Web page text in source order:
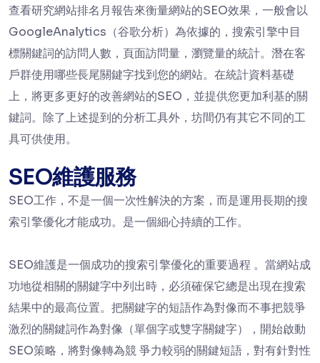
查看研究網站排名月報告來衡量網站的SEO效果，一般會以
GoogleAnalytics（谷歌分析）為依據的，搜索引擎中目
標關鍵詞的訪問人數，頁面訪問量，瀏覽量的統計。潛在客
戶群使用哪些長尾關鍵字找到您的網站。在統計資料基礎
上，將更多更好的改善網站的SEO，並提供您更加利基的關
鍵詞。除了上述提到的分析工具外，坊間仍有其它不同的工
具可供使用。
SEO維護服務
SEO工作，不是一個一次性解決的方案，而是運用長期的搜
索引擎優化才能成功。是一個細心持續的工作。
SEO維護是一個成功的搜索引擎優化的重要過程 。當網站成
功地從相關的關鍵字中列出時，必須確保它總是出現在搜索
結果中的最高位置。把關鍵字的短語作為對像而不事把競爭
激烈的關鍵詞作為對像（單個字或雙字關鍵字），開始啟動
SEO策略，將對像轉為競 爭力較弱的關鍵短語，對有針對性